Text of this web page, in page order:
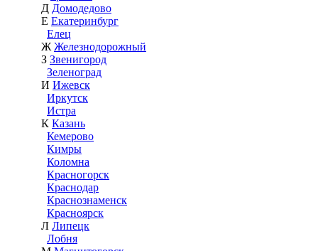
Д Домодедово
Е Екатеринбург
Елец
Ж Железнодорожный
З Звенигород
Зеленоград
И Ижевск
Иркутск
Истра
К Казань
Кемерово
Кимры
Коломна
Красногорск
Краснодар
Краснознаменск
Красноярск
Л Липецк
Лобня